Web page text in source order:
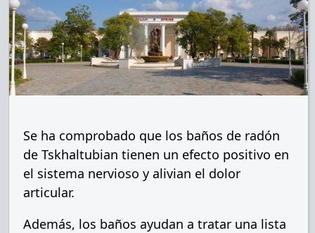
Se ha comprobado que los baños de radón
de Tskhaltubian tienen un efecto positivo en
el sistema nervioso y alivian el dolor
articular.
Además, los baños ayudan a tratar una lista